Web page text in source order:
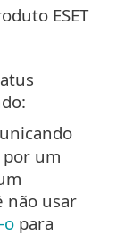
ESET
por um
não usar
o para